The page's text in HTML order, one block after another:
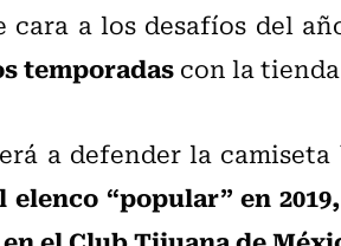
cara a los desafíos del
temporadascon la tienda
a defender la
elenco “popular” en